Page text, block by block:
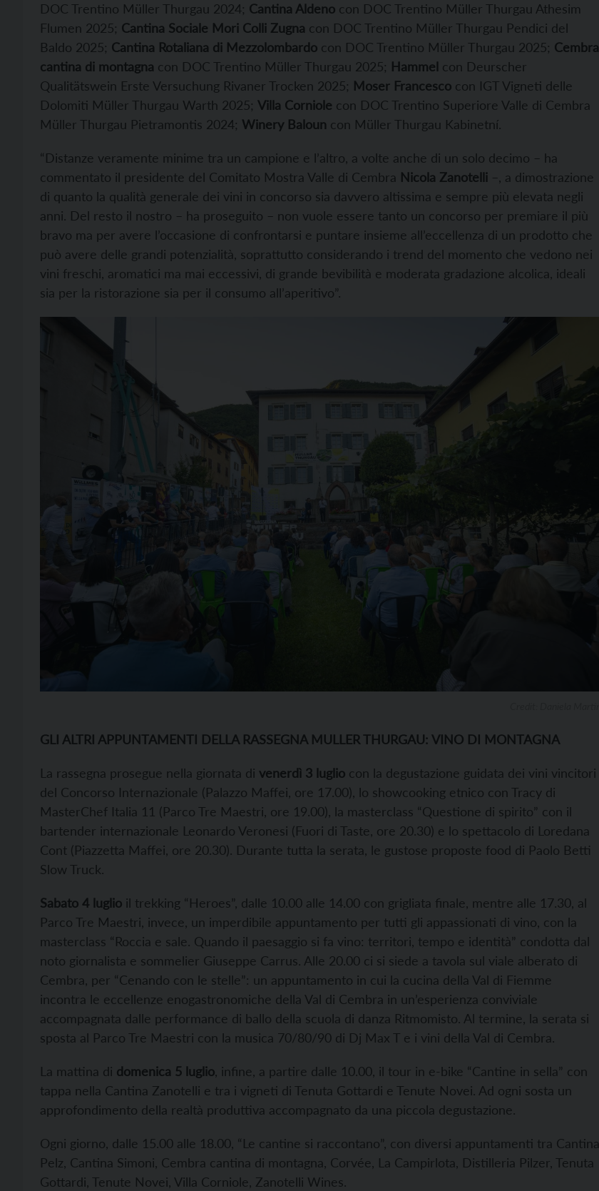
DOC Trentino Müller Thurgau 2024; Cantina Aldeno con DOC Trentino Müller Thurgau Athesim
Flumen 2025; Cantina Sociale Mori Colli Zugna con DOC Trentino Müller Thurgau Pendici del
Baldo 2025; Cantina Rotaliana di Mezzolombardo con DOC Trentino Müller Thurgau 2025; Cembra
cantina di montagna con DOC Trentino Müller Thurgau 2025; Hammel con Deurscher
Qualitätswein Erste Versuchung Rivaner Trocken 2025; Moser Francesco con IGT Vigneti delle
Dolomiti Müller Thurgau Warth 2025; Villa Corniole con DOC Trentino Superiore Valle di Cembra
Müller Thurgau Pietramontis 2024; Winery Baloun con Müller Thurgau Kabinetní.
“Distanze veramente minime tra un campione e l’altro, a volte anche di un solo decimo – ha
commentato il presidente del Comitato Mostra Valle di Cembra Nicola Zanotelli –, a dimostrazione
di quanto la qualità generale dei vini in concorso sia davvero altissima e sempre più elevata negli
anni. Del resto il nostro – ha proseguito – non vuole essere tanto un concorso per premiare il più
bravo ma per avere l’occasione di confrontarsi e puntare insieme all’eccellenza di un prodotto che
può avere delle grandi potenzialità, soprattutto considerando i trend del momento che vedono nei
vini freschi, aromatici ma mai eccessivi, di grande bevibilità e moderata gradazione alcolica, ideali
sia per la ristorazione sia per il consumo all’aperitivo”.
GLI ALTRI APPUNTAMENTI DELLA RASSEGNA MULLER THURGAU: VINO DI MONTAGNA
La rassegna prosegue nella giornata di venerdì 3 luglio con la degustazione guidata dei vini vincitori
del Concorso Internazionale (Palazzo Maffei, ore 17.00), lo showcooking etnico con Tracy di
MasterChef Italia 11 (Parco Tre Maestri, ore 19.00), la masterclass “Questione di spirito” con il
bartender internazionale Leonardo Veronesi (Fuori di Taste, ore 20.30) e lo spettacolo di Loredana
Cont (Piazzetta Maffei, ore 20.30). Durante tutta la serata, le gustose proposte food di Paolo Betti
Slow Truck.
Sabato 4 luglio il trekking “Heroes”, dalle 10.00 alle 14.00 con grigliata finale, mentre alle 17.30, al
Parco Tre Maestri, invece, un imperdibile appuntamento per tutti gli appassionati di vino, con la
masterclass “Roccia e sale. Quando il paesaggio si fa vino: territori, tempo e identità” condotta dal
noto giornalista e sommelier Giuseppe Carrus. Alle 20.00 ci si siede a tavola sul viale alberato di
Cembra, per “Cenando con le stelle”: un appuntamento in cui la cucina della Val di Fiemme
incontra le eccellenze enogastronomiche della Val di Cembra in un’esperienza conviviale
accompagnata dalle performance di ballo della scuola di danza Ritmomisto. Al termine, la serata si
sposta al Parco Tre Maestri con la musica 70/80/90 di Dj Max T e i vini della Val di Cembra.
La mattina di domenica 5 luglio , infine, a partire dalle 10.00, il tour in e-bike “Cantine in sella” con
tappa nella Cantina Zanotelli e tra i vigneti di Tenuta Gottardi e Tenute Novei. Ad ogni sosta un
approfondimento della realtà produttiva accompagnato da una piccola degustazione.
Ogni giorno, dalle 15.00 alle 18.00, “Le cantine si raccontano”, con diversi appuntamenti tra Cantina
Pelz, Cantina Simoni, Cembra cantina di montagna, Corvée, La Campirlota, Distilleria Pilzer, Tenuta
Gottardi, Tenute Novei, Villa Corniole, Zanotelli Wines.